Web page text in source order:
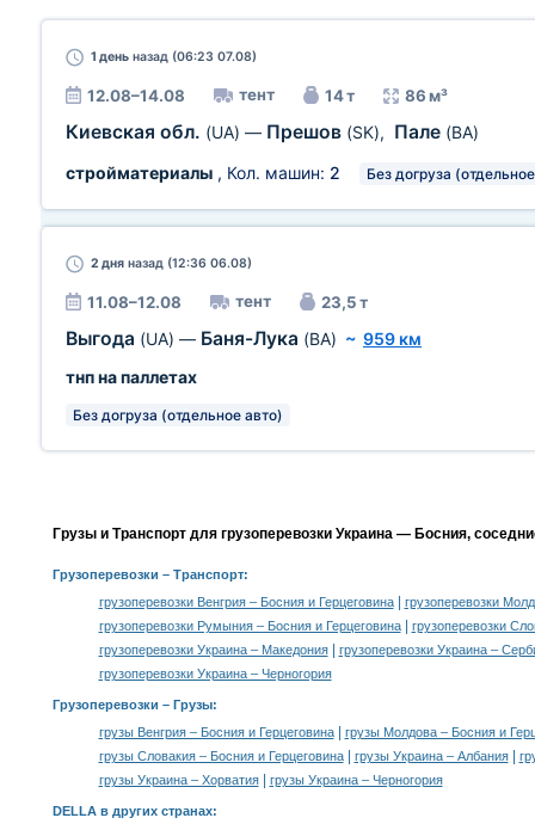
1 день назад (06:23 07.08)
12.08–14.08 тент 14 т 86 м³
Киевская обл. (UA) — Прешов (SK), Пале (BA)
стройматериалы , Кол. машин: 2 Без догруза
2 дня назад (12:36 06.08)
11.08–12.08 тент 23,5 т
Выгода (UA) — Баня-Лука (BA) ~ 959 км
тнп на паллетах
Без догруза (отдельное авто)
Грузы и Транспорт для грузоперевозки Украина — Босния,
Грузоперевозки – Транспорт:
грузоперевозки Венгрия – Босния и Герцеговина|
грузоперевозки
грузоперевозки Румыния – Босния и Герцеговина|
грузоперевозки
грузоперевозки Украина – Македония|
грузоперевозки Украина –
грузоперевозки Украина – Черногория
Грузоперевозки – Грузы:
грузы Венгрия – Босния и Герцеговина|
грузы Молдова – Босния и
грузы Словакия – Босния и Герцеговина| грузы Украина – Албания|
грузы Украина – Хорватия| грузы Украина – Черногория
DELLA в других странах: